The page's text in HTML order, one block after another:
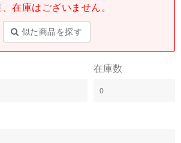
在庫はございません。
似た商品を探す
在庫数
0
ど